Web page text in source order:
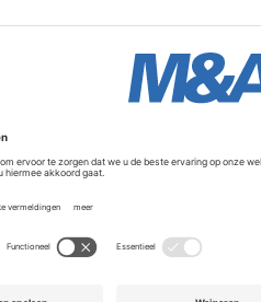
staan bij veel bedrijven
om duurzaamheid te
als een kans gezien om
de vruchten geplukt van
bedrijven verplicht om
aangepakt door het
een duurzame